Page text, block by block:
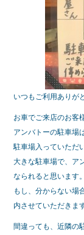
いつもご利用ありが
お車でご来店のお客
アンバトーの駐車場
駐車場入っていただ
大きな駐車場で、ア
なられると思います。
もし、分からない場
内させていただきま
間違っても、近隣の